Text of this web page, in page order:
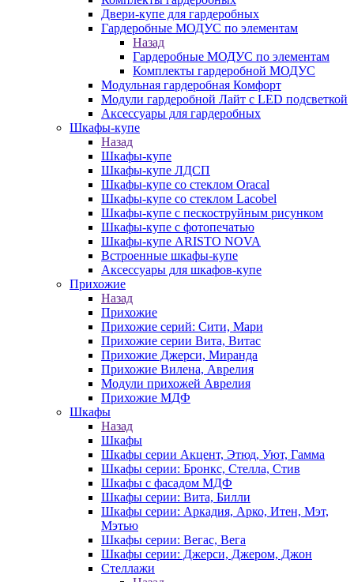
Двери-купе для гардеробных
Гардеробные МОДУС по элементам
Назад
Гардеробные МОДУС по элементам
Комплекты гардеробной МОДУС
Модульная гардеробная Комфорт
Модули гардеробной Лайт с LED подсветкой
Аксессуары для гардеробных
Шкафы-купе
Назад
Шкафы-купе
Шкафы-купе ЛДСП
Шкафы-купе со стеклом Oracal
Шкафы-купе со стеклом Lacobel
Шкафы-купе с пескоструйным рисунком
Шкафы-купе с фотопечатью
Шкафы-купе ARISTO NOVA
Встроенные шкафы-купе
Аксессуары для шкафов-купе
Прихожие
Назад
Прихожие
Прихожие серий: Сити, Мари
Прихожие серии Вита, Витас
Прихожие Джерси, Миранда
Прихожие Вилена, Аврелия
Модули прихожей Аврелия
Прихожие МДФ
Шкафы
Назад
Шкафы
Шкафы серии Акцент, Этюд, Уют, Гамма
Шкафы серии: Бронкс, Стелла, Стив
Шкафы с фасадом МДФ
Шкафы серии: Вита, Билли
Шкафы серии: Аркадия, Арко, Итен, Мэт,
Мэтью
Шкафы серии: Вегас, Вега
Шкафы серии: Джерси, Джером, Джон
Стеллажи